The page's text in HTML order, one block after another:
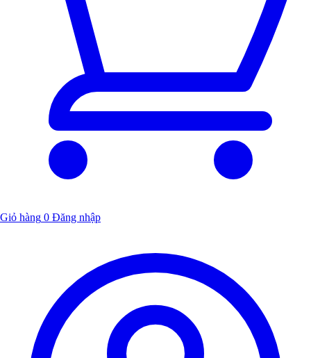
Giỏ hàng 0 Đăng nhập